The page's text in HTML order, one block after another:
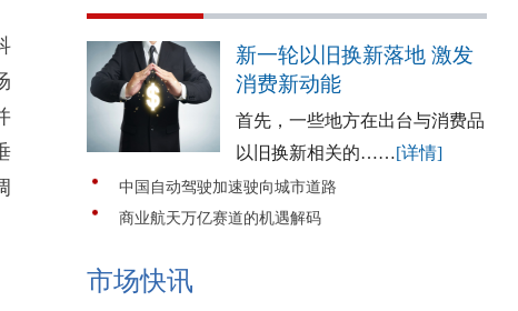
新一轮以旧换新落地 激发
消费新动能
首先，一些地方在出台与消费品
以旧换新相关的……[详情]
中国自动驾驶加速驶向城市道路
商业航天万亿赛道的机遇解码
市场快讯